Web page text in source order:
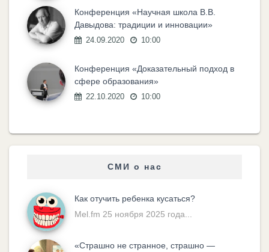
Конференция «Научная школа В.В.
Давыдова: традиции и инновации»
24.09.2020 10:00
Конференция «Доказательный подход в
сфере образования»
22.10.2020 10:00
СМИ о нас
Как отучить ребенка кусаться?
Mel.fm 25 ноября 2025 года...
«Cтрашно не странное, страшно —